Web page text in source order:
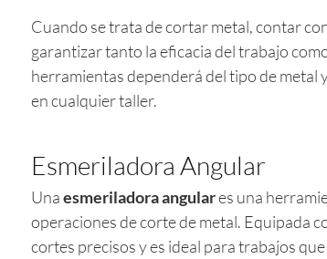
Cuando se trata de cortar metal, contar
garantizar tanto la eficacia del trabajo
herramientas dependerá del tipo de metal
en cualquier taller.
Esmeriladora Angular
Unaesmeriladora angulares una
operaciones de corte de metal. Equipada
cortes precisos y es ideal para trabajos